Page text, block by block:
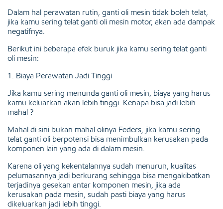
Dalam hal perawatan rutin, ganti oli mesin tidak boleh telat,
jika kamu sering telat ganti oli mesin motor, akan ada dampak
negatifnya.
Berikut ini beberapa efek buruk jika kamu sering telat ganti
oli mesin:
1. Biaya Perawatan Jadi Tinggi
Jika kamu sering menunda ganti oli mesin, biaya yang harus
kamu keluarkan akan lebih tinggi. Kenapa bisa jadi lebih
mahal ?
Mahal di sini bukan mahal olinya Feders, jika kamu sering
telat ganti oli berpotensi bisa menimbulkan kerusakan pada
komponen lain yang ada di dalam mesin.
Karena oli yang kekentalannya sudah menurun, kualitas
pelumasannya jadi berkurang sehingga bisa mengakibatkan
terjadinya gesekan antar komponen mesin, jika ada
kerusakan pada mesin, sudah pasti biaya yang harus
dikeluarkan jadi lebih tinggi.